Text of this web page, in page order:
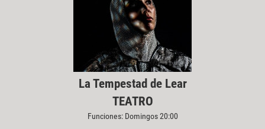
La Tempestad de Lear
TEATRO
Funciones: Domingos 20:00